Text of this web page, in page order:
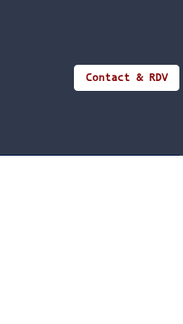
Contact & RDV